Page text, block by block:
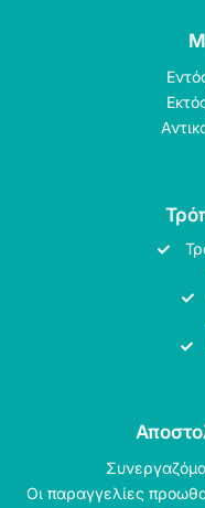
Οι παραγγελίες